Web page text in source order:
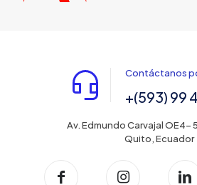
Contáctanos
+(593) 99
Av. Edmundo Carvajal OE4-
Quito, Ecuador